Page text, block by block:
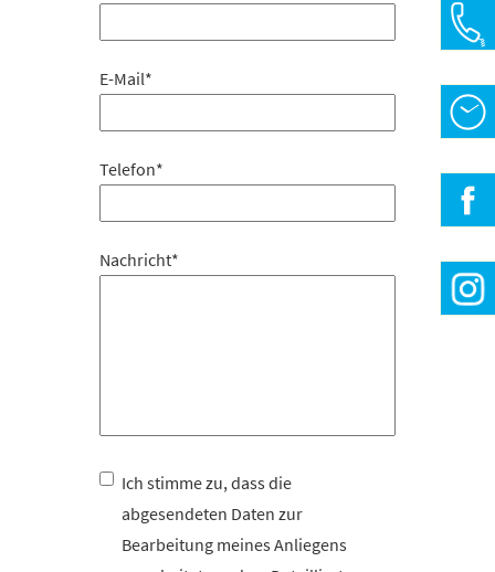
»
»
E-Mail*
Telefon*
Nachricht*
Ich stimme zu, dass die
abgesendeten Daten zur
Bearbeitung meines Anliegens